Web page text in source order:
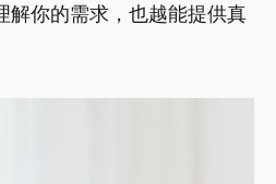
解你的需求，也越能提供真